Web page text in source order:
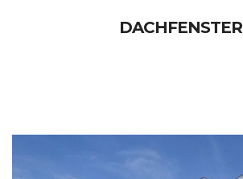
DACHFENSTER